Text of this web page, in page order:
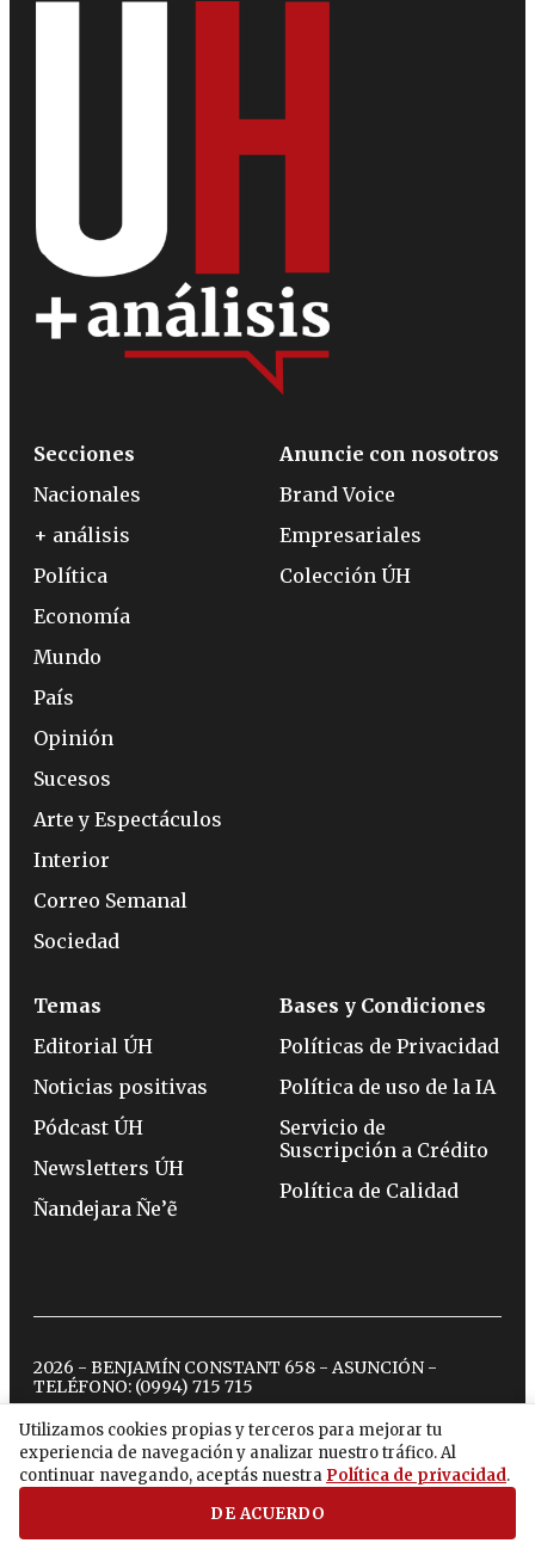
Utilizamos cookies propias y terceros para mejorar tu
experiencia de navegación y analizar nuestro tráfico. Al
continuar navegando, aceptás nuestra Política de privacidad.
DE ACUERDO
Secciones
Nacionales
+ análisis
Política
Economía
Mundo
País
Opinión
Sucesos
Arte y Espectáculos
Interior
Correo Semanal
Sociedad
Anuncie con nosotros
Brand Voice
Empresariales
Colección ÚH
Temas
Editorial ÚH
Noticias positivas
Pódcast ÚH
Newsletters ÚH
Ñandejara Ñe’ẽ
Bases y Condiciones
Políticas de Privacidad
Política de uso de la IA
Servicio de
Suscripción a Crédito
Política de Calidad
2026 - BENJAMÍN CONSTANT 658 - ASUNCIÓN -
TELÉFONO: (0994) 715 715
twitterinstagram
facebook
tiktokyoutubespotify